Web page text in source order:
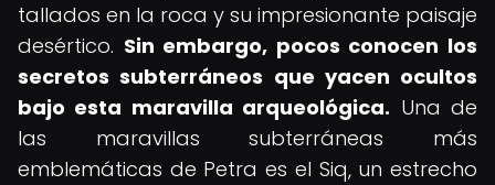
tallados en la roca y su impresionante paisaje
desértico. Sin embargo, pocos conocen los
secretos subterráneos que yacen ocultos
bajo esta maravilla arqueológica. Una de
las maravillas subterráneas más
emblemáticas de Petra es el Siq, un estrecho